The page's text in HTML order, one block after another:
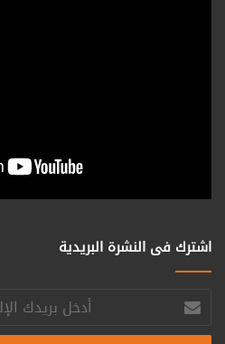
اشترك فى النشرة البريدية
أدخل
بريدك
الإلكتروني